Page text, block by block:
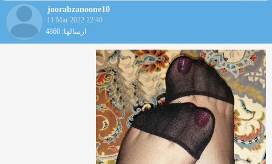
joorabzanoone10
11 Mar 2022 22:40
ارسالها: 4860